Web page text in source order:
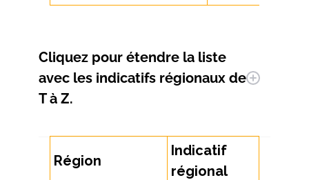
Cliquez pour étendre la liste
avec les indicatifs régionaux de
T à Z.
Région
Indicatif
régional